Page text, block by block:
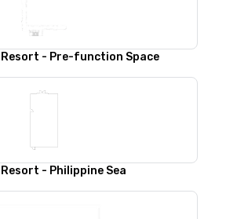
Resort - Pre-function Space
- Philippine Sea